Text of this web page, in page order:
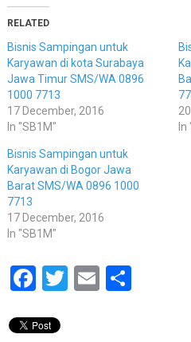
RELATED
Bisnis Sampingan untuk
Karyawan di kota Surabaya
Jawa Timur SMS/WA 0896
1000 7713
17 December, 2016
In "SB1M"
Bisnis Sampingan untuk
Karyawan di Bogor Jawa
Barat SMS/WA 0896 1000
7713
17 December, 2016
In "SB1M"
Facebook
Twitter
EmailShare